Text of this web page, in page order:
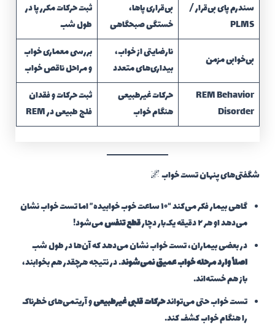
سندرم پای بی‌قرار /
PLMS
بی‌قراری پاها،
خستگی صبحگاهی
ثبت حرکات مکرر پا در
طول شب
بی‌خوابی مزمن
نارضایتی از خواب،
بیداری‌های متعدد
بررسی معماری خواب
و مراحل ناقص خواب
REM Behavior
Disorder
حرکات غیرطبیعی
هنگام خواب
ثبت حرکات و فقدان
فلج طبیعی در REM
شگفتی‌های پنهان تست خواب 🌌
گاهی بیمار فکر می‌کند “۱۰ ساعت خوب خوابیده” اما تست خواب نشان
می‌دهد او هر ۲ دقیقه یک‌بار دچار
قطع تنفسمی‌شود!
در بعضی بیماران، تست خواب نشان می‌دهد که آن‌ها در طول شب
اصلاً وارد مرحله خواب عمیق نمی‌شوند. در نتیجه هرچقدر هم بخوابند،
باز هم خسته‌اند.
تست خواب حتی می‌تواندحرکات قلبی غیرطبیعیو آریتمی‌های خطرناک
را هنگام خواب کشف کند.